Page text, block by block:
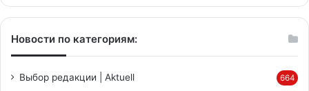
Новости по категориям:
Выбор редакции | Aktuell 664